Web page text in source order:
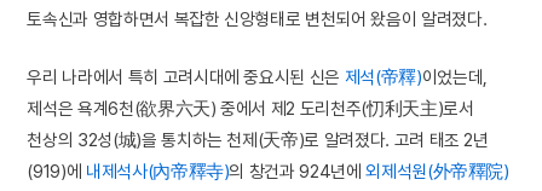
토속신과 영합하면서 복잡한 신앙형태로 변천되어 왔음이 알려졌다.
우리 나라에서 특히 고려시대에 중요시된 신은 제석(帝釋)이었는데,
제석은 욕계6천(欲界六天) 중에서 제2 도리천주(忉利天主)로서
천상의 32성(城)을 통치하는 천제(天帝)로 알려졌다. 고려 태조 2년
(919)에 내제석사(內帝釋寺)의 창건과 924년에외제석원(外帝釋院)